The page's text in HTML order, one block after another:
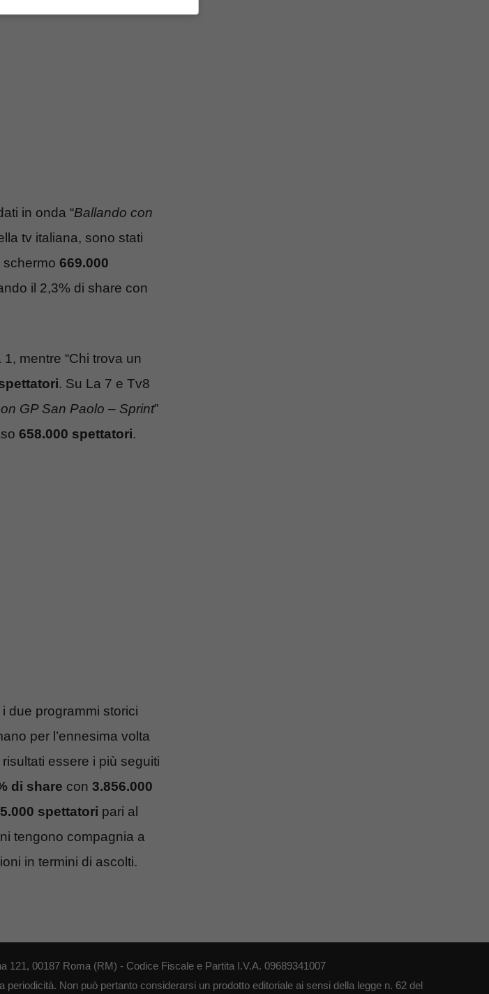
in onda “Ballando con
tv italiana, sono stati
schermo 669.000
il 2,3% di share con
mentre “Chi trova un
. Su La 7 e Tv8
GP San Paolo – Sprint”
658.000 spettatori.
due programmi storici
per l’ennesima volta
essere i più seguiti
di share con 3.856.000
spettatori pari al
tengono compagnia a
in termini di ascolti.
121, 00187 Roma (RM) - Codice Fiscale e Partita I.V.A. 09689341007
Non può pertanto considerarsi un prodotto editoriale ai sensi della legge n. 62 del